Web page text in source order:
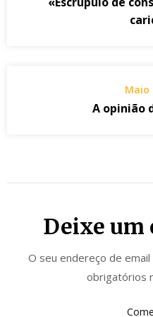
Maio
A opinião
Deixe
O seu endereço de email
obrigatórios